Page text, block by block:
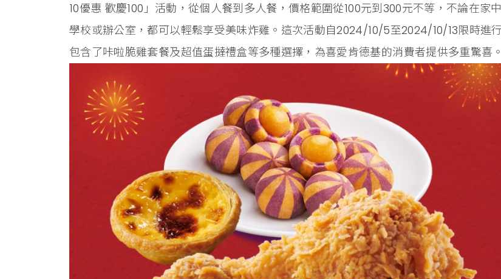
10優惠 歡慶100」活動，從個人餐到多人餐，價格範圍從100元到300元不等，不論在家
學校或辦公室，都可以輕鬆享受美味炸雞。這次活動自2024/10/5至2024/10/13限時進行
包含了咔啦脆雞套餐及超值蛋撻禮盒等多種選擇，為喜愛肯德基的消費者提供多重驚喜。